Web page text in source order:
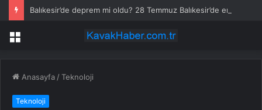
Menü
Anasayfa /Teknoloji
Teknoloji